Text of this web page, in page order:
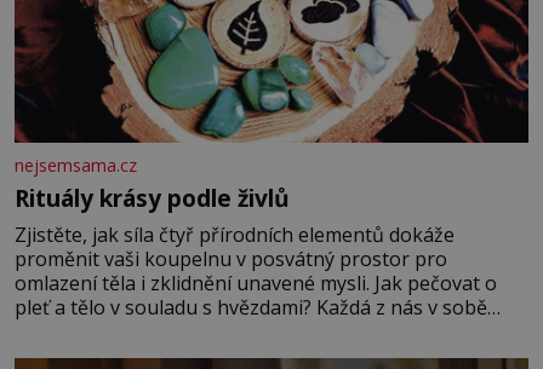
nejsemsama.cz
Rituály krásy podle živlů
Zjistěte, jak síla čtyř přírodních elementů dokáže
proměnit vaši koupelnu v posvátný prostor pro
omlazení těla i zklidnění unavené mysli. Jak pečovat o
pleť a tělo v souladu s hvězdami? Každá z nás v sobě
povaze, ale i v potřebách naší pokožky. Ohnivá znamení